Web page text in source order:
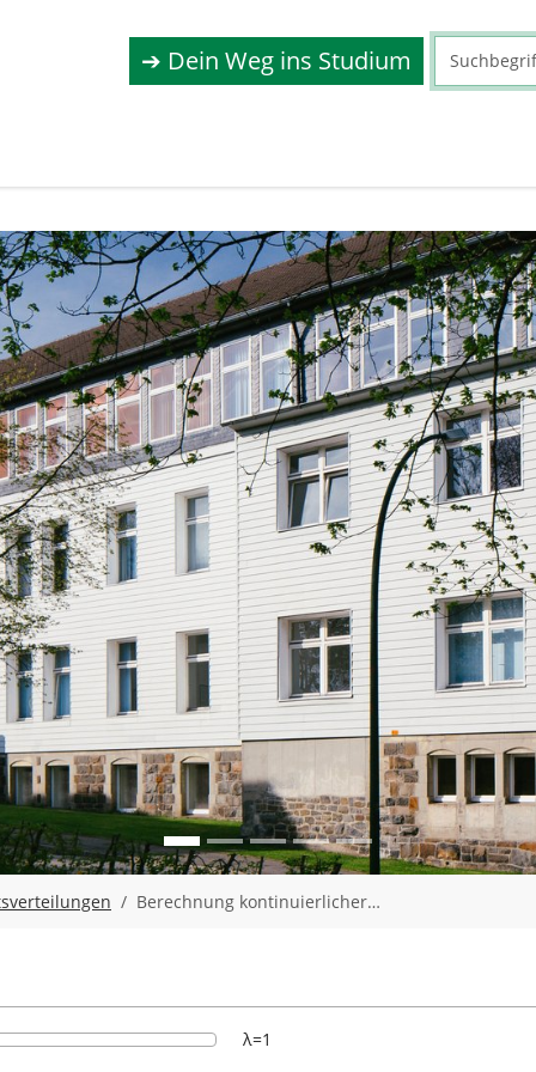
➔ Dein Weg ins Studium
Berechnung kontinuierlicher…
λ=1